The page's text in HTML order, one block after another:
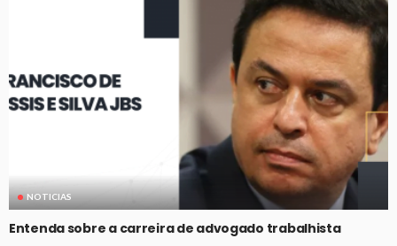
NOTICIAS
Entenda sobre a carreira de advogado trabalhista